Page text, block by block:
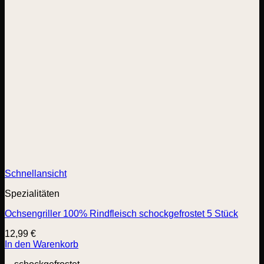
Schnellansicht
Spezialitäten
Ochsengriller 100% Rindfleisch schockgefrostet 5 Stück
12,99 €
In den Warenkorb